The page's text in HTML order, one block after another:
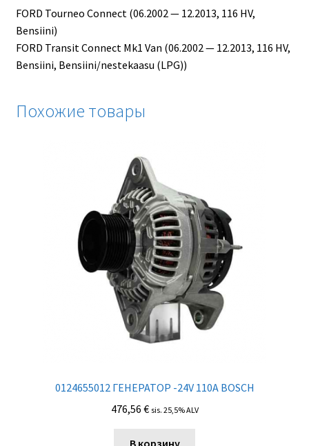
FORD Tourneo Connect (06.2002 — 12.2013, 116 HV,
Bensiini)
FORD Transit Connect Mk1 Van (06.2002 — 12.2013, 116 HV,
Bensiini, Bensiini/nestekaasu (LPG))
Похожие товары
0124655012 ГЕНЕРАТОР -24V 110A BOSCH
476,56 € sis. 25,5% ALV